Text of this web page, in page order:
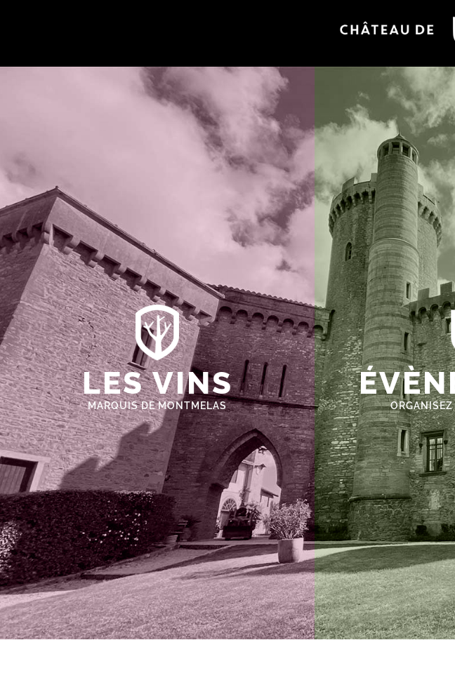
LES VINS
MARQUIS DE MONTMELAS